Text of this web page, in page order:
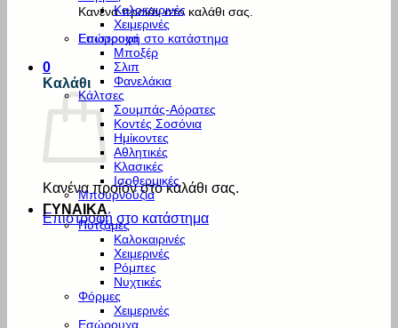
Κανένα προϊόν στο καλάθι σας.
Επιστροφή στο κατάστημα
0
Καλάθι
Κανένα προϊόν στο καλάθι σας.
Επιστροφή στο κατάστημα
Καλοκαιρινές
Χειμερινές
Εσώρουχα
Μποξέρ
Σλιπ
Φανελάκια
Κάλτσες
Σουμπάς-Αόρατες
Κοντές Σοσόνια
Ημίκοντες
Αθλητικές
Κλασικές
Ισοθερμικές
Μπουρνούζια
ΓΥΝΑΙΚΑ
Πυτζάμες
Καλοκαιρινές
Χειμερινές
Ρόμπες
Νυχτικές
Φόρμες
Χειμερινές
Εσώρουχα